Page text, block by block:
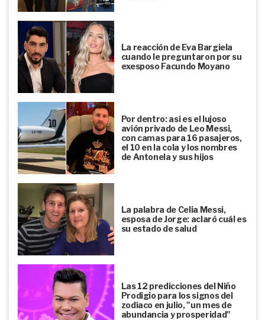
La reacción de Eva Bargiela
cuando le preguntaron por su
exesposo Facundo Moyano
Por dentro: así es el lujoso
avión privado de Leo Messi,
con camas para 16 pasajeros,
el 10 en la cola y los nombres
de Antonela y sus hijos
La palabra de Celia Messi,
esposa de Jorge: aclaró cuál es
su estado de salud
Las 12 predicciones del Niño
Prodigio para los signos del
zodíaco en julio, "un mes de
abundancia y prosperidad"